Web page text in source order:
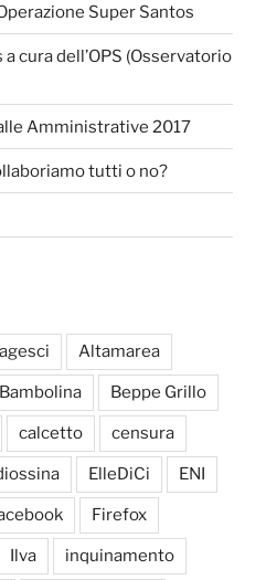
Super Santos
cura dell’OPS (Osservatorio
Amministrative 2017
tutti o no?
agesci Altamarea
Bambolina Beppe Grillo
calcetto censura
ElleDiCi ENI
Firefox
Ilva inquinamento